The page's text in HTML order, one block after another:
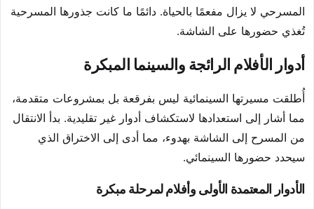
المسرحي لا يزال مفعمًا بالحياة. دائمًا ما كانت جذورها المسرحية
تُغذي حضورها على الشاشة.
أدوار الأفلام الرائجة والسينما المبكرة
أُطلقت مسيرتها السينمائية ليس بفرقعة بل بمشروعات متقدمة،
مما أشار إلى استعدادها لاستكشاف أدوار غير تقليدية. بدأ الانتقال
من المسرح إلى الشاشة بهدوء، مما أدى إلى الاختراق الذي
سيحدد حضورها السينمائي.
الأدوار المعتمدة الأولى وأفلام لمرحلة مبكرة